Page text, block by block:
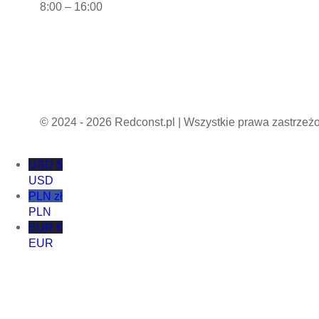
8:00 – 16:00
© 2024 - 2026 Redconst.pl | Wszystkie prawa
USD $
USD
PLN zł
PLN
EUR €
EUR